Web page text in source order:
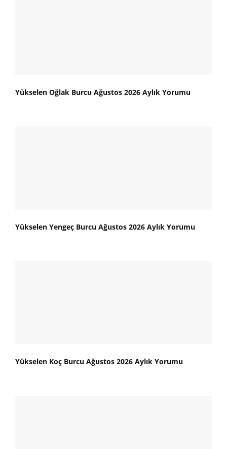
Yükselen Oğlak Burcu Ağustos 2026 Aylık Yorumu
Yükselen Yengeç Burcu Ağustos 2026 Aylık Yorumu
Yükselen Koç Burcu Ağustos 2026 Aylık Yorumu